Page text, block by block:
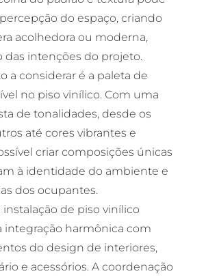
do espaço, criando
acolhedora ou moderna,
intenções do projeto.
a considerar é a paleta de
no piso vinílico. Com uma
de tonalidades, desde os
até cores vibrantes e
criar composições únicas
à identidade do ambiente e
dos ocupantes.
instalação de piso vinílico
harmônica com
do design de interiores,
e acessórios. A coordenação